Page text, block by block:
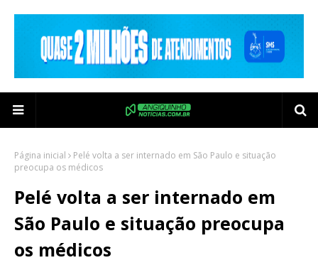
Página inicial
Pelé volta a ser internado em São Paulo e situação
preocupa os médicos
Pelé volta a ser internado em
São Paulo e situação preocupa
os médicos